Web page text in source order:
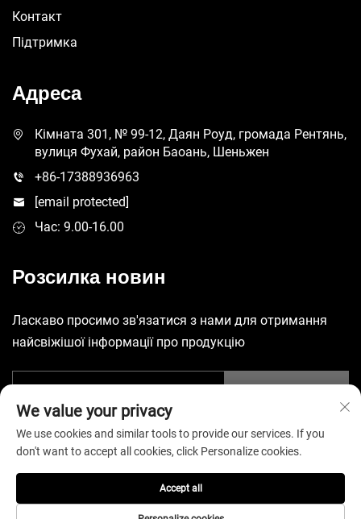
Контакт
Підтримка
Адреса
Кімната 301, № 99-12, Даян Роуд, громада Рентянь,
вулиця Фухай, район Баоань, Шеньжен
+86-17388936963
[email protected]
Час: 9.00-16.00
Розсилка новин
Ласкаво просимо зв'язатися з нами для отримання
найсвіжішої інформації про продукцію
Авторські права © 2026, China Shenzhen Yuecheng Sporting
We value your privacy
We use cookies and similar tools to provide our services. If you
don't want to accept all cookies, click Personalize cookies.
Accept all